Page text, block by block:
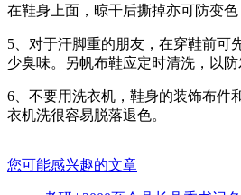
在鞋身上面，晾干后撕掉亦可防变色
5、对于汗脚重的朋友，在穿鞋前可
少臭味。另帆布鞋应定时清洗，以防
6、不要用洗衣机，鞋身的装饰布件
衣机洗很容易脱落退色。
您可能感兴趣的文章